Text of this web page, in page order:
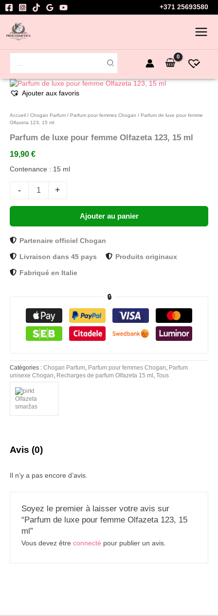
Aller
au
contenu
+371 25693580
Ajouter aux favoris
Accueil / Chogan Parfum / Parfum pour femmes Chogan / Parfum de luxe pour femme
Olfazeta 123, 15 ml
Parfum de luxe pour femme Olfazeta 123, 15 ml
19,90 €
Contenance : 15 ml
-
quantité
de
de
luxe
femme
Olfazeta
15
+
Ajouter au panier
Partenaire officiel Chogan
Livraison dans 45 pays Produits originaux
Fabriqué en Italie
🔒
Catégories : Chogan Parfum, Parfum pour femmes Chogan, Parfum
unisexe Chogan, Recharges de parfum Olfazeta 15 ml , Tous
Avis (0)
Il n’y a pas encore d’avis.
Soyez le premier à laisser votre avis sur
“Parfum de luxe pour femme Olfazeta 123, 15
ml”
Vous devez être connecté pour publier un avis.